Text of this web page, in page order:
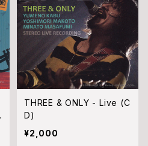
THREE & ONLY - Live (C
D)
¥2,000